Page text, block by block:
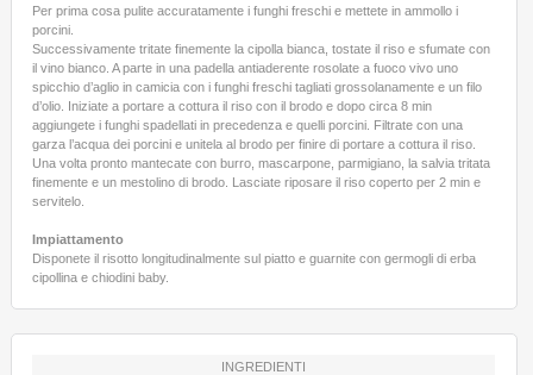
Per prima cosa pulite accuratamente i funghi freschi e mettete in ammollo i
porcini.
Successivamente tritate finemente la cipolla bianca, tostate il riso e sfumate con
il vino bianco. A parte in una padella antiaderente rosolate a fuoco vivo uno
spicchio d’aglio in camicia con i funghi freschi tagliati grossolanamente e un filo
d’olio. Iniziate a portare a cottura il riso con il brodo e dopo circa 8 min
aggiungete i funghi spadellati in precedenza e quelli porcini. Filtrate con una
garza l’acqua dei porcini e unitela al brodo per finire di portare a cottura il riso.
Una volta pronto mantecate con burro, mascarpone, parmigiano, la salvia tritata
finemente e un mestolino di brodo. Lasciate riposare il riso coperto per 2 min e
servitelo.
Impiattamento
Disponete il risotto longitudinalmente sul piatto e guarnite con germogli di erba
cipollina e chiodini baby.
INGREDIENTI